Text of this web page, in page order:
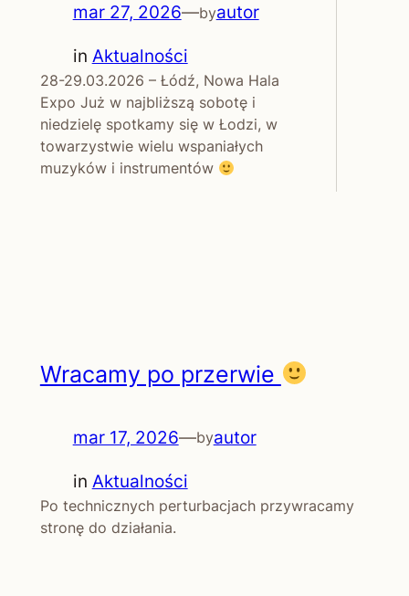
mar 27, 2026—byautor
in Aktualności
28-29.03.2026 – Łódź, Nowa Hala
Expo Już w najbliższą sobotę i
niedzielę spotkamy się w Łodzi, w
towarzystwie wielu wspaniałych
muzyków i instrumentów
Wracamy po przerwie
mar 17, 2026—byautor
in Aktualności
Po technicznych perturbacjach przywracamy
stronę do działania.